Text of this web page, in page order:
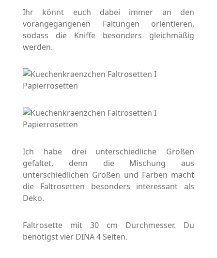
Ihr könnt euch dabei immer an den
vorangegangenen Faltungen orientieren,
sodass die Kniffe besonders gleichmäßig
werden.
Ich habe drei unterschiedliche Größen
gefaltet, denn die Mischung aus
unterschiedlichen Größen und Farben macht
die Faltrosetten besonders interessant als
Deko.
Faltrosette mit 30 cm Durchmesser. Du
benötigst vier DINA 4 Seiten.